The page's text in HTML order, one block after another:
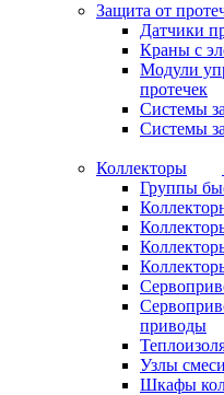
Защита от
Датчики
Краны с
Модули
протечек
Системы
Системы
Коллекторы
Группы
приводы
Узлы
Шкафы